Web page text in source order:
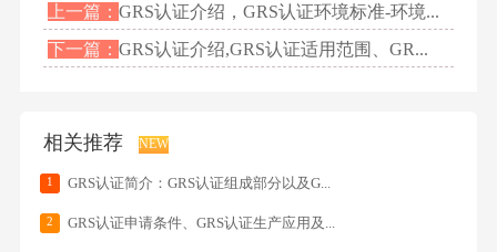
上一篇：GRS认证介绍，GRS认证环境标准-环境...
下一篇：GRS认证介绍,GRS认证适用范围、GR...
相关推荐 NEW
1 GRS认证简介：GRS认证组成部分以及G...
2 GRS认证申请条件、GRS认证生产应用及...